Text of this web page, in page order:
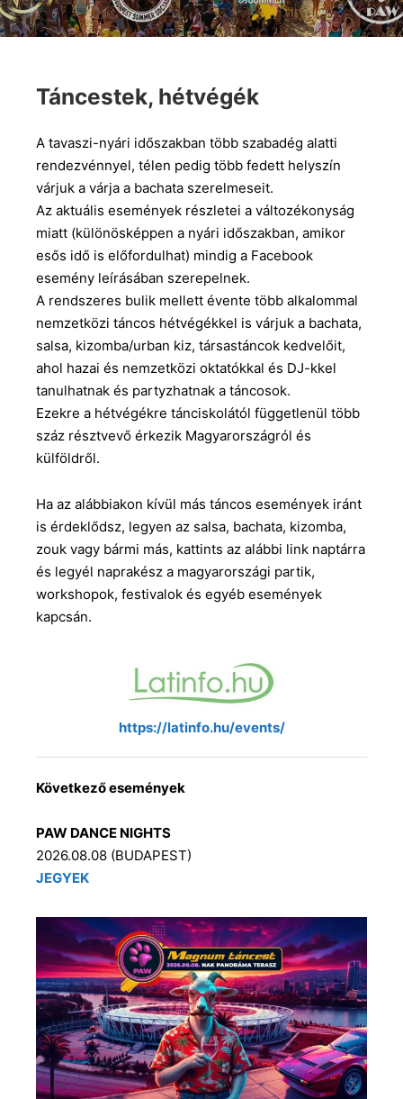
Táncestek, hétvégék
A tavaszi-nyári időszakban több szabadég alatti
rendezvénnyel, télen pedig több fedett helyszín
várjuk a várja a bachata szerelmeseit.
Az aktuális események részletei a változékonyság
miatt (különösképpen a nyári időszakban, amikor
esős idő is előfordulhat) mindig a Facebook
esemény leírásában szerepelnek.
A rendszeres bulik mellett évente több alkalommal
nemzetközi táncos hétvégékkel is várjuk a bachata,
salsa, kizomba/urban kiz, társastáncok kedvelőit,
ahol hazai és nemzetközi oktatókkal és DJ-kkel
tanulhatnak és partyzhatnak a táncosok.
Ezekre a hétvégékre tánciskolától függetlenül több
száz résztvevő érkezik Magyarországról és
külföldről.
Ha az alábbiakon kívül más táncos események iránt
is érdeklődsz, legyen az salsa, bachata, kizomba,
zouk vagy bármi más, kattints az alábbi link naptárra
és legyél naprakész a magyarországi partik,
workshopok, festivalok és egyéb események
kapcsán.
https://latinfo.hu/events/
Következő események
PAW DANCE NIGHTS
2026.08.08 (BUDAPEST)
JEGYEK